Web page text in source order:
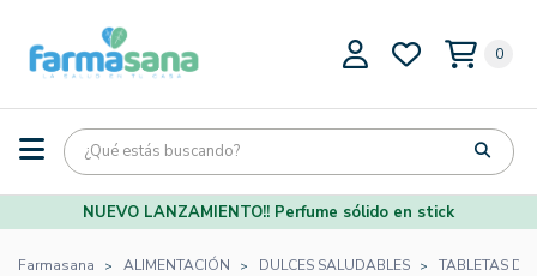
0
NUEVO LANZAMIENTO!! Perfume sólido en stick
Farmasana ALIMENTACIÓN DULCES SALUDABLES TABLETAS